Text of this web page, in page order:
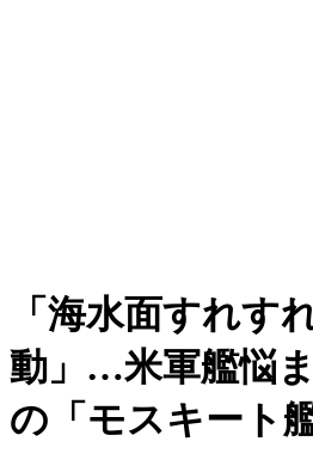
「海水面すれす
動」…米軍艦悩
の「モスキート